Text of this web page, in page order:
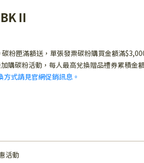
II
粉匣滿額送，單張發票碳粉購買金額滿
購碳粉活動，每人最高兌換贈品禮券累積金
方式請見官網促銷訊息。
活動